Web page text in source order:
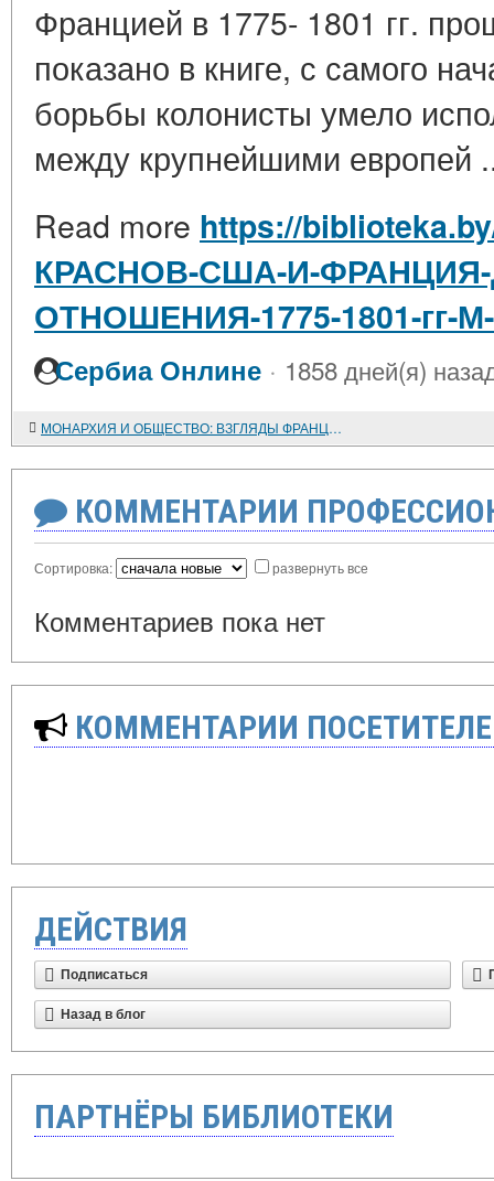
Францией в 1775- 1801 гг.
показано в книге, с самого
борьбы колонисты умело
между крупнейшими европей
Read more https://
КРАСНОВ-США-И-
ОТНОШЕНИЯ-1775-1801-гг-
Сербиа Онлине · 1858 дней(я)
МОНАРХИЯ И ОБЩЕСТВО: ВЗГЛЯДЫ ФРАНЦУЗСКИХ МЫСЛИТЕЛЕЙ. 1715 - 1748 ГОДЫ
КОММЕНТАРИИ
Сортировка: развернуть все
Комментариев пока нет
КОММЕНТАРИИ
ДЕЙСТВИЯ
Подписаться
Назад в блог
ПАРТНЁРЫ БИБЛИОТЕКИ